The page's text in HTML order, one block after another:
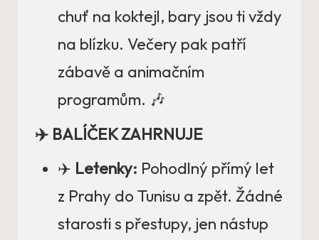
chuť na koktejl, bary jsou ti vždy
na blízku. Večery pak patří
zábavě a animačním
programům. 🎶
✈️ BALÍČEK ZAHRNUJE
✈️ Letenky: Pohodlný přímý let
z Prahy do Tunisu a zpět. Žádné
starosti s přestupy, jen nástup